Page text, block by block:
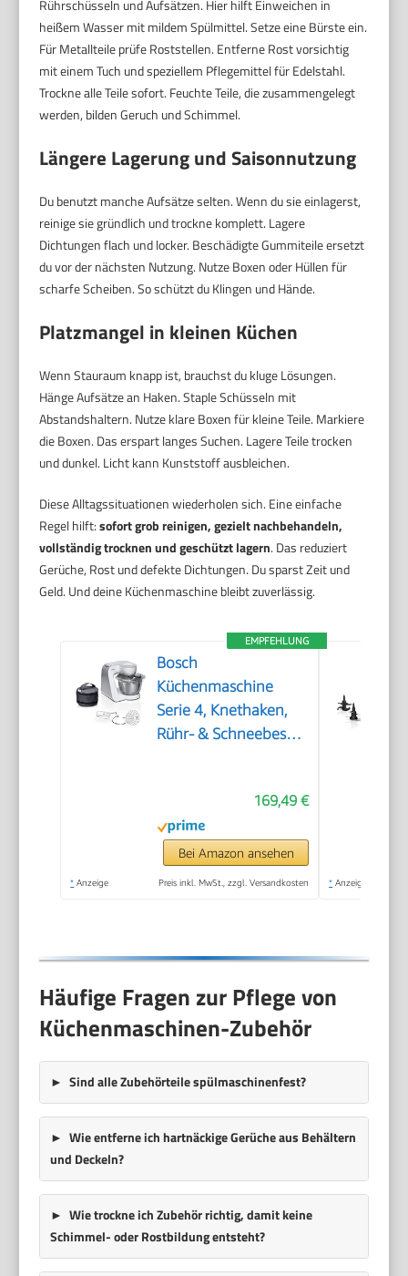
Rührschüsseln und Aufsätzen. Hier hilft Einweichen in
heißem Wasser mit mildem Spülmittel. Setze eine Bürste ein.
Für Metallteile prüfe Roststellen. Entferne Rost vorsichtig
mit einem Tuch und speziellem Pflegemittel für Edelstahl.
Trockne alle Teile sofort. Feuchte Teile, die zusammengelegt
werden, bilden Geruch und Schimmel.
Längere Lagerung und Saisonnutzung
Du benutzt manche Aufsätze selten. Wenn du sie einlagerst,
reinige sie gründlich und trockne komplett. Lagere
Dichtungen flach und locker. Beschädigte Gummiteile ersetzt
du vor der nächsten Nutzung. Nutze Boxen oder Hüllen für
scharfe Scheiben. So schützt du Klingen und Hände.
Platzmangel in kleinen Küchen
Wenn Stauraum knapp ist, brauchst du kluge Lösungen.
Hänge Aufsätze an Haken. Staple Schüsseln mit
Abstandshaltern. Nutze klare Boxen für kleine Teile. Markiere
die Boxen. Das erspart langes Suchen. Lagere Teile trocken
und dunkel. Licht kann Kunststoff ausbleichen.
Diese Alltagssituationen wiederholen sich. Eine einfache
Regel hilft:sofort grob reinigen, gezielt nachbehandeln,
vollständig trocknen und geschützt lagern. Das reduziert
Gerüche, Rost und defekte Dichtungen. Du sparst Zeit und
Geld. Und deine Küchenmaschine bleibt zuverlässig.
EMPFEHLUNG
Bosch
Küchenmaschine
Serie 4, Knethaken,
Rühr- & Schneebesen
spülmaschinenfest,
3D Rührsystem,
weiß/silber,
MUM58200
169,49 €
Bei Amazon ansehen
* Anzeige Preis inkl. MwSt., zzgl. Versandkosten * Anzeige
Häufige Fragen zur Pflege von
Küchenmaschinen-Zubehör
Sind alle Zubehörteile spülmaschinenfest?
Wie entferne ich hartnäckige Gerüche aus Behältern
und Deckeln?
Wie trockne ich Zubehör richtig, damit keine
Schimmel- oder Rostbildung entsteht?